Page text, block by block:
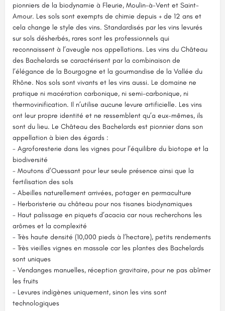
pionniers de la biodynamie à Fleurie, Moulin-à-Vent et Saint-
Amour. Les sols sont exempts de chimie depuis + de 12 ans et
cela change le style des vins. Standardisés par les vins levurés
sur sols désherbés, rares sont les professionnels qui
reconnaissent à l’aveugle nos appellations. Les vins du Château
des Bachelards se caractérisent par la combinaison de
l’élégance de la Bourgogne et la gourmandise de la Vallée du
Rhône. Nos sols sont vivants et les vins aussi. Le domaine ne
pratique ni macération carbonique, ni semi-carbonique, ni
thermovinification. Il n’utilise aucune levure artificielle. Les vins
ont leur propre identité et ne ressemblent qu’a eux-mêmes, ils
sont du lieu. Le Château des Bachelards est pionnier dans son
appellation à bien des égards :
- Agroforesterie dans les vignes pour l’équilibre du biotope et la
biodiversité
- Moutons d’Ouessant pour leur seule présence ainsi que la
fertilisation des sols
- Abeilles naturellement arrivées, potager en permaculture
- Herboristerie au château pour nos tisanes biodynamiques
- Haut palissage en piquets d’acacia car nous recherchons les
arômes et la complexité
- Très haute densité (10,000 pieds à l’hectare), petits rendements
- Très vieilles vignes en massale car les plantes des Bachelards
sont uniques
- Vendanges manuelles, réception gravitaire, pour ne pas abîmer
les fruits
- Levures indigènes uniquement, sinon les vins sont
technologiques